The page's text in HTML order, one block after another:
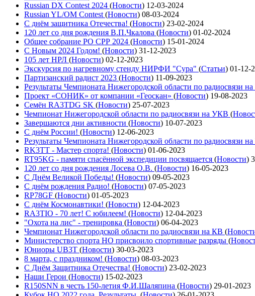
Russian DX Contest 2024 (Новости) 12-03-2024
Russian YL/OM Contest (Новости) 08-03-2024
С днём защитника Отечества! (Новости) 23-02-2024
120 лет со дня рождения В.П.Чкалова (Новости) 01-02-2024
Общее собрание РО СРР 2024 (Новости) 15-01-2024
С Новым 2024 Годом! (Новости) 31-12-2023
105 лет НРЛ (Новости) 02-12-2023
Экскурсия по нагревному стенду НИРФИ "Сура" (Статьи) 01-12-
Партизанский радист 2023 (Новости) 11-09-2023
Результаты Чемпионата Нижегородской области по радиосвязи
Проект «СОНИК» от компании «Геоскан» (Новости) 19-08-2023
Семён RA3TDG SK (Новости) 25-07-2023
Чемпионат Нижегородской области по радиосвязи на УКВ (
Завершаются дни активности (Новости) 10-07-2023
С днём России! (Новости) 12-06-2023
Результаты Чемпионата Нижегородской области по радиосвязи
RK3TT - Мастер спорта! (Новости) 01-06-2023
RT95KG - памяти спасённой экспедиции посвящается (Новости)
120 лет со дня рождения Лосева О.В. (Новости) 16-05-2023
С Днём Великой Победы! (Новости) 09-05-2023
С днём рождения Радио! (Новости) 07-05-2023
RP78GF (Новости) 01-05-2023
С днём Космонавтики! (Новости) 12-04-2023
RA3TIO - 70 лет! С юбилеем! (Новости) 12-04-2023
"Охота на лис" - тренировка (Новости) 06-04-2023
Чемпионат Нижегородской области по радиосвязи на КВ (
Министерство спорта НО присвоило спортивные разряды (
Юниоры UB3T (Новости) 30-03-2023
8 марта, с праздником! (Новости) 08-03-2023
С Днём Защитника Отечества! (Новости) 23-02-2023
Наши Герои (Новости) 15-02-2023
R150SNN в честь 150-летия Ф.И.Шаляпина (Новости) 29-01-2023